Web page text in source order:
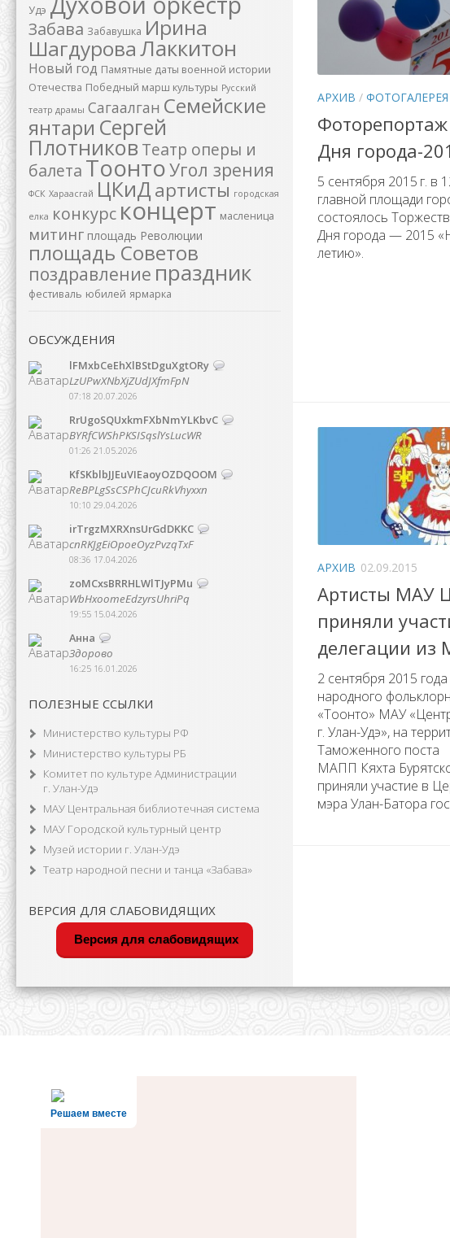
АРХИВ / ФОТОГАЛЕРЕЯ
Фоторепортаж
Дня города-
5 сентября 2015 г. в
главной площади
состоялось
Дня города — 2015
летию».
АРХИВ 02.09.2015
Артисты МАУ
приняли
делегации из
2 сентября 2015
народного
«Тоонто» МАУ
г. Улан-Удэ», на
Таможенного поста
МАПП Кяхта
приняли участие в
мэра Улан-Батора
Удэ
Забава Забавушка Ирина
ШагдуроваЛаккитон
Новый год Памятные даты военной истории
Отечества Победный марш культуры Русский
театр драмы Сагаалган Семейские
янтари Сергей
Плотников Театр оперы и
балета ТоонтоУгол зрения
ФСК Хараасгай ЦКиДартисты городская
елка конкурс концерт масленица
митинг площадь Революции
площадь Советов
поздравление праздник
фестиваль юбилей ярмарка
ОБСУЖДЕНИЯ
lFMxbCeEhXlBStDguXgtORy
LzUPwXNbXjZUdJXfmFpN
07:18 20.07.2026
RrUgoSQUxkmFXbNmYLKbvC
BYRfCWShPKSISqslYsLucWR
01:26 21.05.2026
KfSKblbJJEuVIEaoyOZDQOOM
ReBPLgSsCSPhCJcuRkVhyxxn
10:10 29.04.2026
irTrgzMXRXnsUrGdDKKC
cnRKJgEiOpoeOyzPvzqTxF
08:36 17.04.2026
zoMCxsBRRHLWlTJyPMu
WbHxoomeEdzyrsUhriPq
19:55 15.04.2026
Анна
Здорово
16:25 16.01.2026
ПОЛЕЗНЫЕ ССЫЛКИ
Министерство культуры РФ
Министерство культуры РБ
Комитет по культуре Администрации
г. Улан-Удэ
МАУ Центральная библиотечная система
МАУ Городской культурный центр
Музей истории г. Улан-Удэ
Театр народной песни и танца «Забава»
ВЕРСИЯ ДЛЯ СЛАБОВИДЯЩИХ
Версия для слабовидящих
Решаем вместе